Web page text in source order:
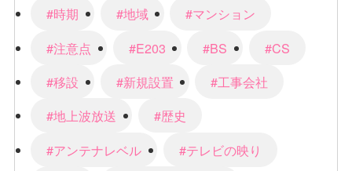
#時期
#地域
#マンション
#注意点
#E203 #BS
#CS
#移設
#新規設置
#工事会社
#地上波放送
#歴史
#アンテナレベル
#テレビの映り